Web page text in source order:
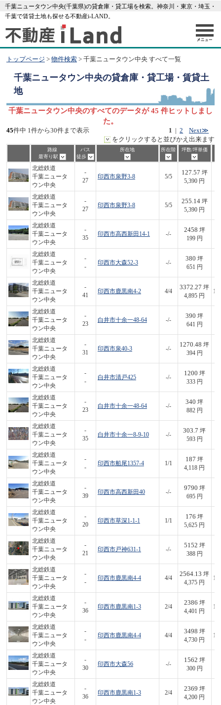
千葉ニュータウン中央(千葉県)の貸倉庫・貸工場を検索。神奈川・東京・埼玉・
千葉で賃貸土地も探せる不動産i-LAND。
トップページ > 物件検索> 千葉ニュータウン中央 すべて一覧
千葉ニュータウン中央の貸倉庫・貸工場・賃貸土
地
千葉ニュータウン中央のすべてのデータが 45 件ヒットしまし
た。
1 |2 Next≫
45件中 1件から30件まで表示
をクリックすると並びかえ出来ます
路線
最寄り駅
バス
徒歩
所在地 所在階 坪数/坪単価
北総鉄道
千葉ニュータ
ウン中央
-
27
印西市泉野3-8 5/5
127.57 坪
5,390 円
北総鉄道
千葉ニュータ
ウン中央
-
27
印西市泉野3-8 5/5
255.14坪
5,390 円
北総鉄道
千葉ニュータ
ウン中央
-
35
印西市高西新田14-1 -/-
2458 坪
199 円
北総鉄道
千葉ニュータ
ウン中央
-
-
印西市大森52-3 -/-
380 坪
651 円
北総鉄道
千葉ニュータ
ウン中央
-
41
印西市鹿黒南4-2 4/4
3372.27 坪
4,895 円
北総鉄道
千葉ニュータ
ウン中央
-
23
白井市十余一48-64 -/-
390 坪
641 円
北総鉄道
千葉ニュータ
ウン中央
-
31
印西市泉40-3 -/-
1270.48 坪
394 円
北総鉄道
千葉ニュータ
ウン中央
-
-
白井市清戸425 -/-
1200 坪
333 円
北総鉄道
千葉ニュータ
ウン中央
-
23
白井市十余一48-64 -/-
340 坪
882 円
北総鉄道
千葉ニュータ
ウン中央
-
35
白井市十余一8-9-10 -/-
303.7 坪
593 円
北総鉄道
千葉ニュータ
ウン中央
-
-
印西市船尾1357-4 1/1
187 坪
4,118 円
北総鉄道
千葉ニュータ
ウン中央
-
39
印西市高西新田40 -/-
9790 坪
695 円
北総鉄道
千葉ニュータ
ウン中央
-
20
印西市草深1-1-1 1/1
176 坪
5,625 円
北総鉄道
千葉ニュータ
ウン中央
-
21
印西市戸神631-1 -/-
5152 坪
388 円
北総鉄道
千葉ニュータ
ウン中央
-
-
印西市鹿黒南4-4 4/4
2564.13 坪
4,375 円
北総鉄道
千葉ニュータ
ウン中央
-
36
印西市鹿黒南1-3 2/4
2386 坪
4,401 円
北総鉄道
千葉ニュータ
ウン中央
-
-
印西市鹿黒南4-4 4/4
3498 坪
4,730 円
北総鉄道
千葉ニュータ
ウン中央
-
30
印西市大森56 -/-
1562 坪
300 円
北総鉄道
千葉ニュータ
ウン中央
-
36
印西市鹿黒南1-3 2/4
2369 坪
4,200 円